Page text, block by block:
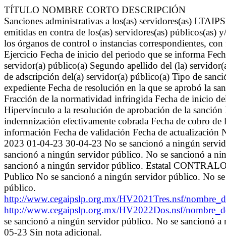
TÍTULO NOMBRE CORTO DESCRIPCIÓN
Sanciones administrativas a los(as) servidores(as)
emitidas en contra de los(as) servidores(as)
los órganos de control o instancias correspondientes,
Ejercicio Fecha de inicio del periodo que se informa
servidor(a) público(a) Segundo apellido del (la)
de adscripción del(a) servidor(a) público(a) Tipo de
expediente Fecha de resolución en la que se aprobó la
Fracción de la normatividad infringida Fecha de inicio
Hipervínculo a la resolución de aprobación de la
indemnización efectivamente cobrada Fecha de cobro
información Fecha de validación Fecha de actualización
2023 01-04-23 30-04-23 No se sancionó a ningún
sancionó a ningún servidor público. No se sancionó a
sancionó a ningún servidor público. Estatal
Publico No se sancionó a ningún servidor público. No
público.
http://www.cegaipslp.org.mx/HV2021Tres.nsf/
http://www.cegaipslp.org.mx/HV2022Dos.nsf/
se sancionó a ningún servidor público. No se
05-23 Sin nota adicional.